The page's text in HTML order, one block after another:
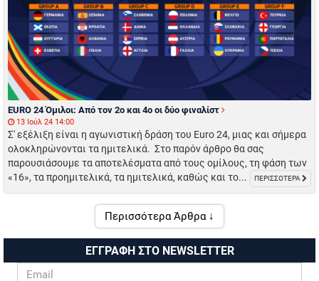
EURO 24 Όμιλοι: Από τον 2ο και 4ο οι δύο φιναλίστ
13 Ιούλ 24 14:00
Σ' εξέλιξη είναι η αγωνιστική δράση του Euro 24, μιας και σήμερα
ολοκληρώνονται τα ημιτελικά. Στο παρόν άρθρο θα σας
παρουσιάσουμε τα αποτελέσματα από τους ομίλους, τη φάση των
«16», τα προημιτελικά, τα ημιτελικά, καθώς και το...
ΠΕΡΙΣΣΟΤΕΡΑ
Περισσότερα Άρθρα ↓
ΕΓΓΡΑΦΗ ΣΤΟ NEWSLETTER